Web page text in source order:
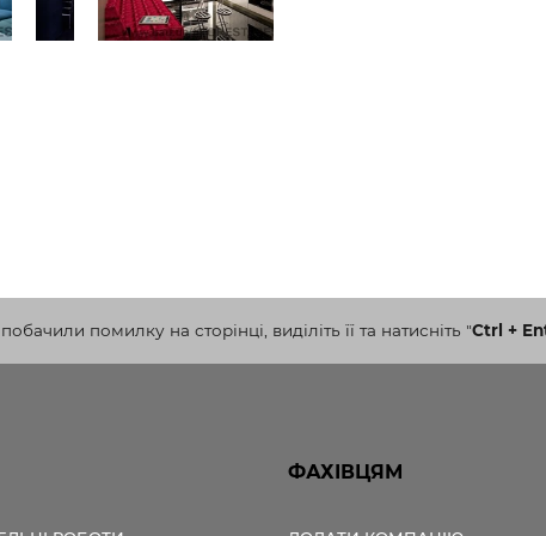
помилку на сторінці, виділіть її та натисніть "Ctrl +
ФАХІВЦЯМ